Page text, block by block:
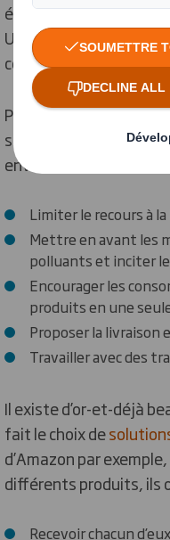
éléments ont une réelle
Un e-commerçant
compte.
Plusieurs points,
significativement
environnemental :
Limiter le recours à
Mettre en avant les
polluants et inciter
Encourager les
produits en une
Proposer la livraison
Travailler avec des
Il existe d’or-et-déjà
fait le choix de
d’Amazon par
différents produits, ils
Recevoir chacun